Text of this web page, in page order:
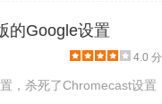
的Google设置
4.0 分
，杀死了Chromecast设置